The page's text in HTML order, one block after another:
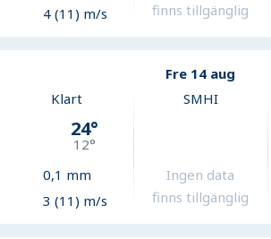
4 (11) m/s
finns tillgänglig
Fre 14 aug
Klart
24°
12°
0,1 mm
3 (11) m/s
SMHI
Ingen data
finns tillgänglig